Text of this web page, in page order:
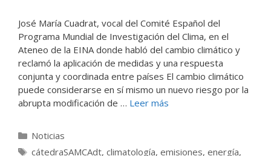
José María Cuadrat, vocal del Comité Español del
Programa Mundial de Investigación del Clima, en el
Ateneo de la EINA donde habló del cambio climático y
reclamó la aplicación de medidas y una respuesta
conjunta y coordinada entre países El cambio climático
puede considerarse en sí mismo un nuevo riesgo por la
abrupta modificación de … Leer más
Categorías
Noticias
Etiquetas
cátedraSAMCAdt, climatología, emisiones, energía,